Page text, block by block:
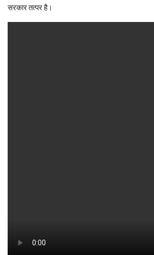
सरकार तत्पर है।